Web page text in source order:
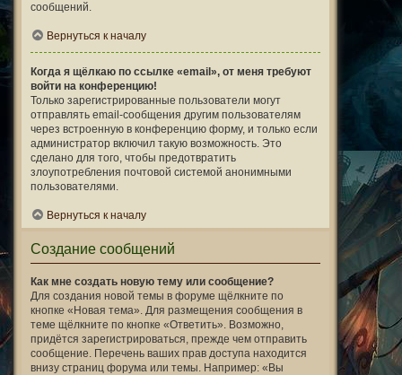
сообщений.
Вернуться к началу
Когда я щёлкаю по ссылке «email», от меня требуют
войти на конференцию!
Только зарегистрированные пользователи могут
отправлять email-сообщения другим пользователям
через встроенную в конференцию форму, и только если
администратор включил такую возможность. Это
сделано для того, чтобы предотвратить
злоупотребления почтовой системой анонимными
пользователями.
Вернуться к началу
Создание сообщений
Как мне создать новую тему или сообщение?
Для создания новой темы в форуме щёлкните по
кнопке «Новая тема». Для размещения сообщения в
теме щёлкните по кнопке «Ответить». Возможно,
придётся зарегистрироваться, прежде чем отправить
сообщение. Перечень ваших прав доступа находится
внизу страниц форума или темы. Например: «Вы